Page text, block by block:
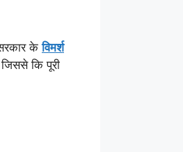
केविमर्श
कि पूरी